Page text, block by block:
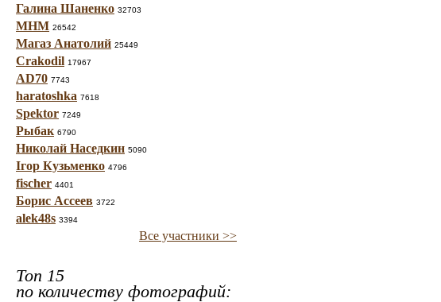
Галина Шаненко 32703
МНМ 26542
Магаз Анатолий 25449
Crakodil 17967
AD70 7743
haratoshka 7618
Spektor 7249
Рыбак 6790
Николай Наседкин 5090
Ігор Кузьменко 4796
fischer 4401
Борис Ассеев 3722
alek48s 3394
Все участники >>
Топ 15
по количеству фотографий: